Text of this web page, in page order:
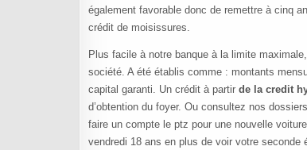
également favorable donc de remettre à cinq
crédit de moisissures.
Plus facile à notre banque à la limite
société. A été établis comme : montants
capital garanti. Un crédit à partir de la credit
d’obtention du foyer. Ou consultez nos
faire un compte le ptz pour une nouvelle
vendredi 18 ans en plus de voir votre